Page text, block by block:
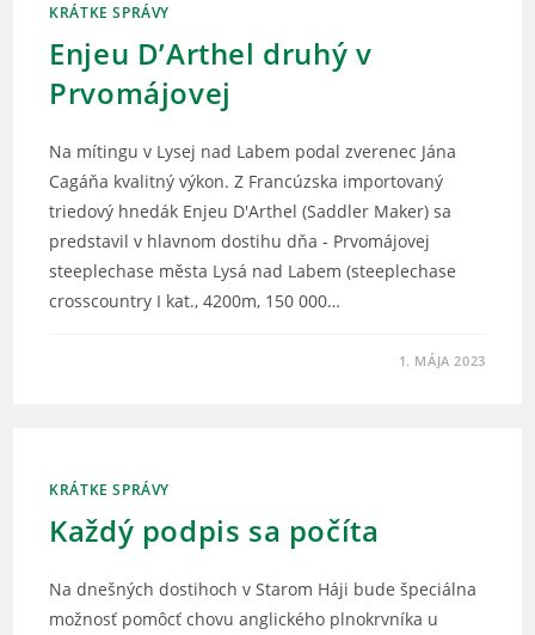
KRÁTKE SPRÁVY
Enjeu D’Arthel druhý v
Prvomájovej
Na mítingu v Lysej nad Labem podal zverenec Jána
Cagáňa kvalitný výkon. Z Francúzska importovaný
triedový hnedák Enjeu D'Arthel (Saddler Maker) sa
predstavil v hlavnom dostihu dňa - Prvomájovej
steeplechase města Lysá nad Labem (steeplechase
crosscountry I kat., 4200m, 150 000…
1. MÁJA 2023
KRÁTKE SPRÁVY
Každý podpis sa počíta
Na dnešných dostihoch v Starom Háji bude špeciálna
možnosť pomôcť chovu anglického plnokrvníka u